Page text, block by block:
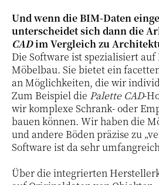
Und wenn die BIM-Daten
unterscheidet sich dann die
CADim Vergleich zu
Die Software ist spezialisiert
Möbelbau. Sie bietet ein
an Möglichkeiten, die wir
Zum Beispiel die Palette CAD-
wir komplexe Schrank- oder
bauen können. Wir haben die
und andere Böden präzise zu
Software ist da sehr
Über die integrierten